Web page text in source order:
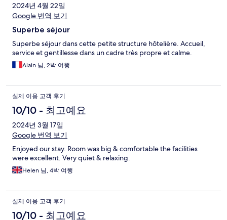
2024년 4월 22일
Google 번역 보기
Superbe séjour
Superbe séjour dans cette petite structure hôtelière. Accueil,
service et gentillesse dans un cadre très propre et calme.
Alain 님, 2박 여행
실제 이용 고객 후기
10/10 - 최고예요
2024년 3월 17일
Google 번역 보기
Enjoyed our stay. Room was big & comfortable the facilities
were excellent. Very quiet & relaxing.
Helen 님, 4박 여행
실제 이용 고객 후기
10/10 - 최고예요